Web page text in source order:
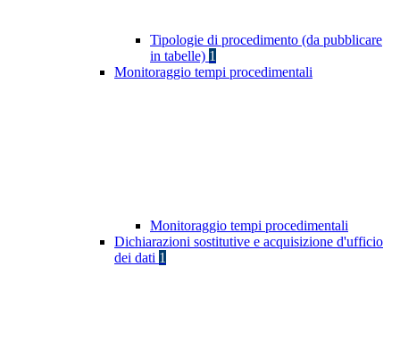
Tipologie di procedimento (da pubblicare
in tabelle) 1
Monitoraggio tempi procedimentali
Monitoraggio tempi procedimentali
Dichiarazioni sostitutive e acquisizione d'ufficio
dei dati 1